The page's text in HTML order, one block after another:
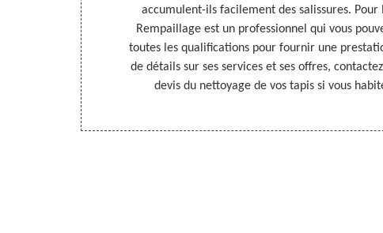
accumulent-ils facilement des salissures.
Rempaillage est un professionnel qui vous
toutes les qualifications pour fournir une
de détails sur ses services et ses offres,
devis du nettoyage de vos tapis si vous